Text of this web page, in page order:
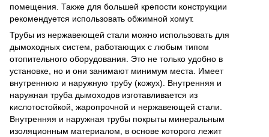
помещения. Также для большей крепости конструкции
рекомендуется использовать обжимной хомут.
Трубы из нержавеющей стали можно использовать для
дымоходных систем, работающих с любым типом
отопительного оборудования. Это не только удобно в
установке, но и они занимают минимум места. Имеет
внутреннюю и наружную трубу (кожух). Внутренняя и
наружная труба дымоходов изготавливается из
кислотостойкой, жаропрочной и нержавеющей стали.
Внутренняя и наружная трубы покрыты минеральным
изоляционным материалом, в основе которого лежит